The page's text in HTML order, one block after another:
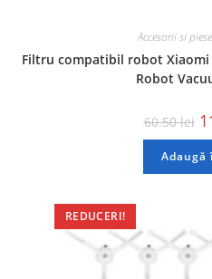
Accesorii si
Filtru compatibil robot Xiaomi
Robot
60.50lei
Adaugă
REDUCERI!